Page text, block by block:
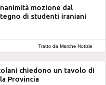
mozione dal
di studenti iraniani
Tratto da Marche Notizie
chiedono un tavolo di
Provincia